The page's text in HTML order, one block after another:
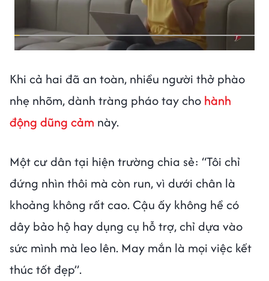
Khi cả hai đã an toàn, nhiều người thở phào
nhẹ nhõm, dành tràng pháo tay cho hành
động dũng cảm này.
Một cư dân tại hiện trường chia sẻ: “Tôi chỉ
đứng nhìn thôi mà còn run, vì dưới chân là
khoảng không rất cao. Cậu ấy không hề có
dây bảo hộ hay dụng cụ hỗ trợ, chỉ dựa vào
sức mình mà leo lên. May mắn là mọi việc kết
thúc tốt đẹp”.